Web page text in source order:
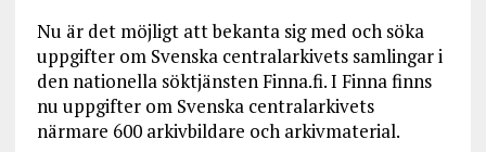
Nu är det möjligt att bekanta sig med och söka
uppgifter om Svenska centralarkivets samlingar i
den nationella söktjänsten Finna.fi. I Finna finns
nu uppgifter om Svenska centralarkivets
närmare 600 arkivbildare och arkivmaterial.